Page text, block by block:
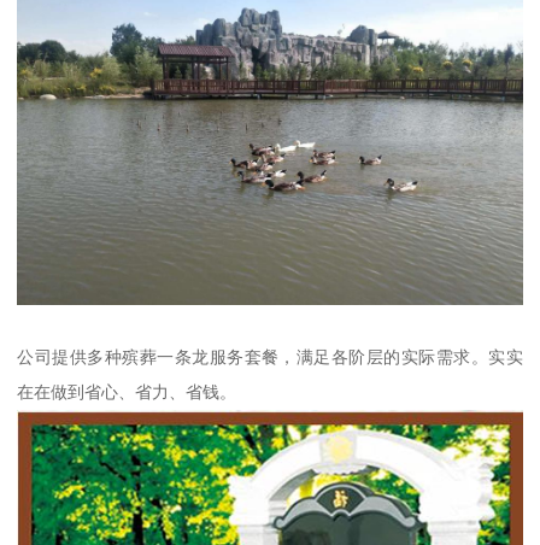
公司提供多种殡葬一条龙服务套餐，满足各阶层的实际需求。实实
在在做到省心、省力、省钱。